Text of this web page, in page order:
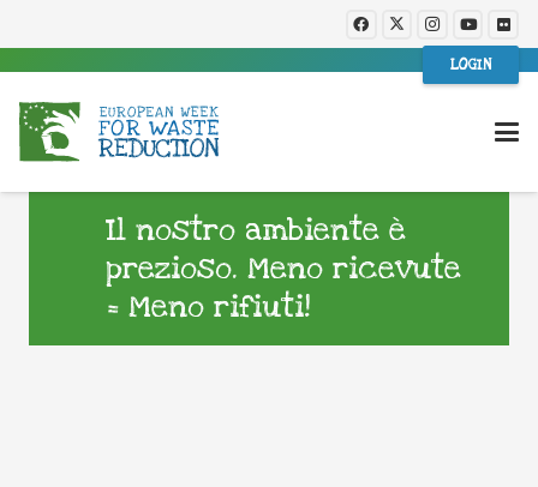
LOGIN
Il nostro ambiente è
prezioso. Meno ricevute
= Meno rifiuti!